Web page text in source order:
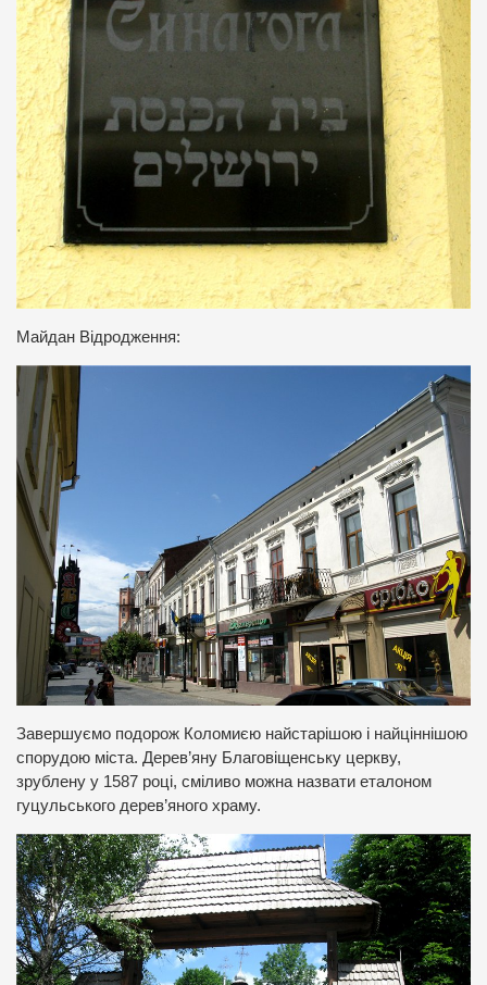
Майдан Відродження:
Завершуємо подорож Коломиєю найстарішою і найціннішою
спорудою міста. Дерев’яну Благовіщенську церкву,
зрублену у 1587 році, сміливо можна назвати еталоном
гуцульського дерев’яного храму.